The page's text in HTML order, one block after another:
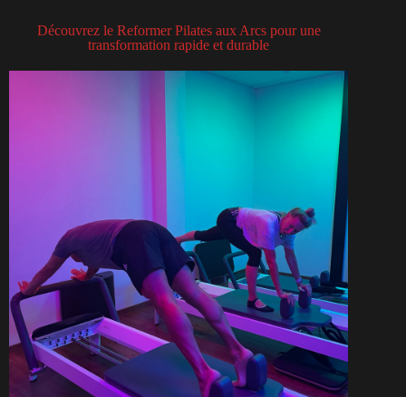
Découvrez le Reformer Pilates aux Arcs pour une
transformation rapide et durable